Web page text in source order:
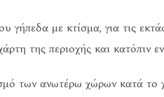
γήπεδα με κτίσμα, για τις
της περιοχής και κατόπιν
των ανωτέρω χώρων κατά το